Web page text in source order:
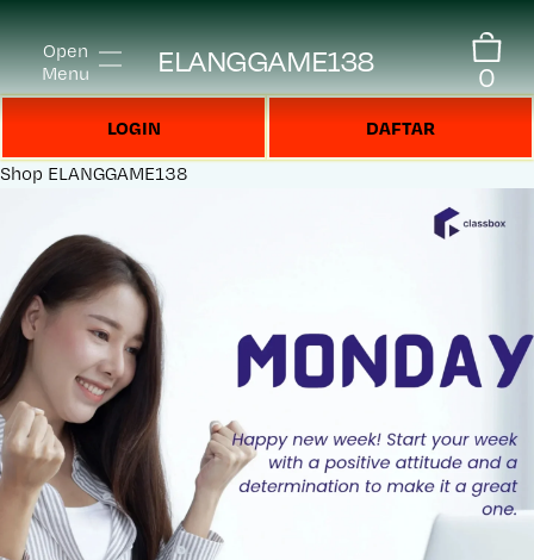
Open
Menu
ELANGGAME138 0
LOGIN DAFTAR
Shop ELANGGAME138